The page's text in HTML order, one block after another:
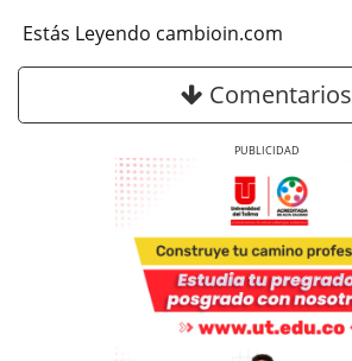
Estás Leyendo cambioin.com
Comentarios